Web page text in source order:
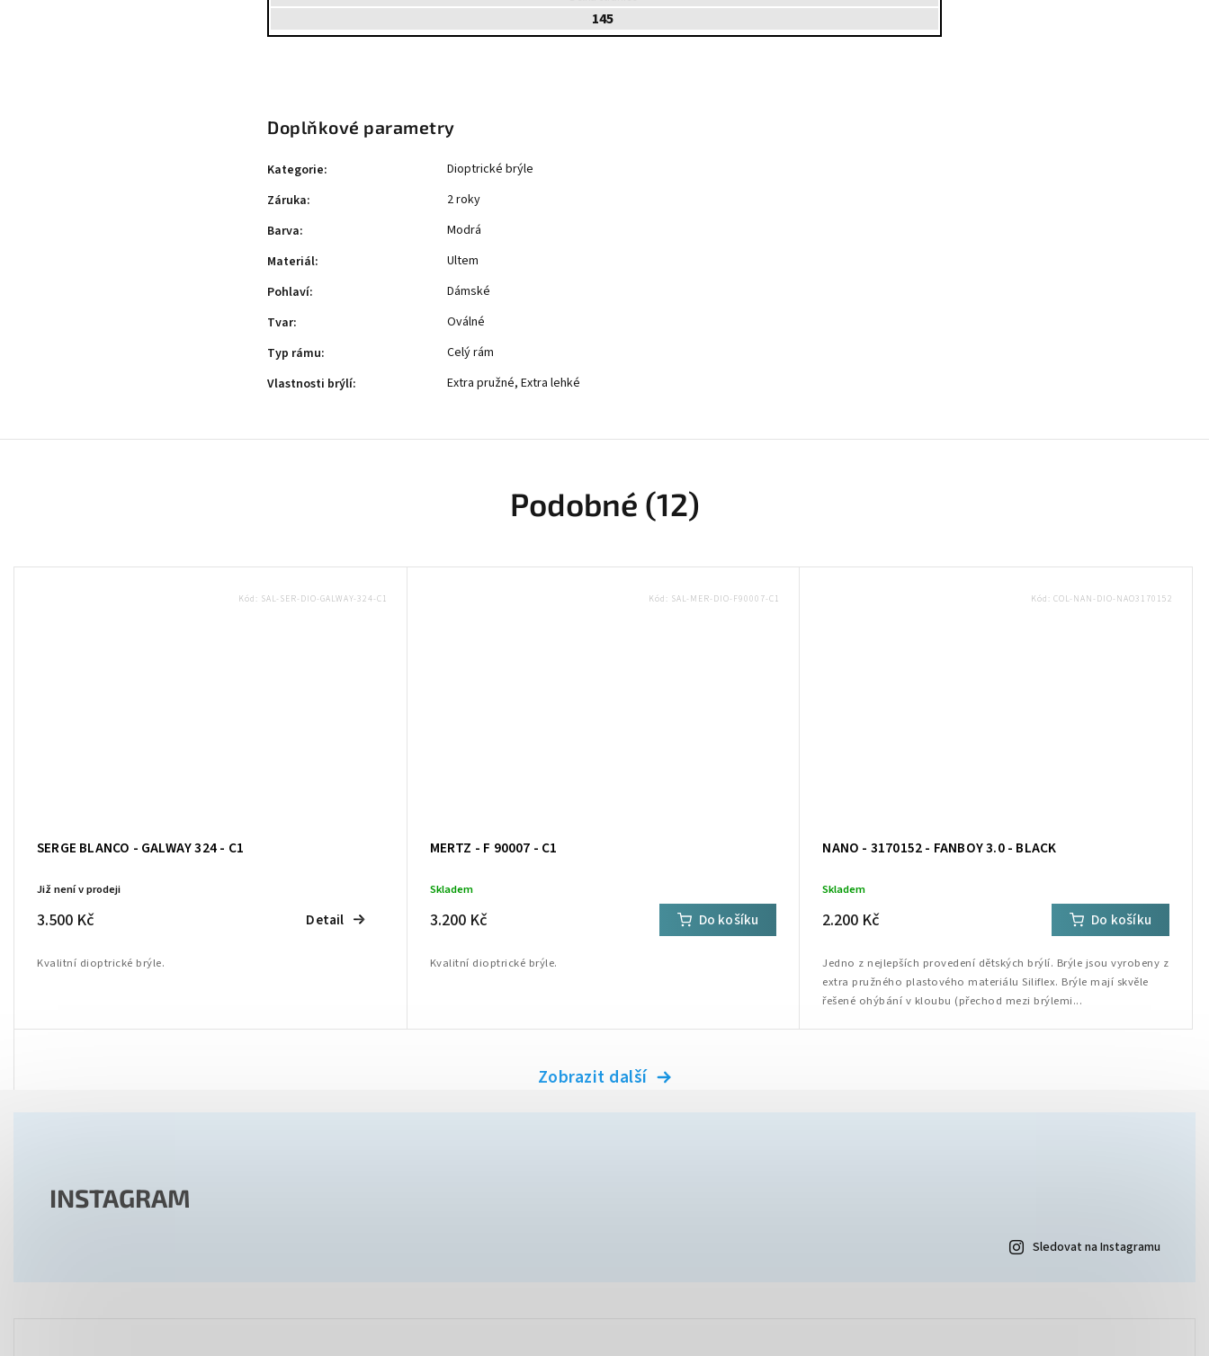
145
Doplňkové parametry
Kategorie:
Dioptrické brýle
Záruka:
2 roky
Barva:
Modrá
Materiál:
Ultem
Pohlaví:
Dámské
Tvar:
Oválné
Typ rámu:
Celý rám
Vlastnosti brýlí: Extra pružné, Extra lehké
Podobné (12)
SERGE BLANCO - GALWAY 324 - C1
Již není v prodeji
3.500 Kč Detail
Kód: SAL-SER-DIO-GALWAY-324-C1
MERTZ - F 90007 - C1
Skladem
3.200 Kč Do košíku
Kód: SAL-MER-DIO-F90007-C1
NANO - 3170152 - FANBOY 3.0 - BLACK
Skladem
2.200 Kč Do košíku
Jedno z nejlepších provedení dětských brýlí. Brýle jsou vyrobeny z
extra pružného plastového materiálu Siliflex. Brýle mají skvěle
řešené ohýbání v kloubu (přechod mezi brýlemi...
Kód: COL-NAN-DIO-NAO3170152
Zobrazit další
INSTAGRAM
Sledovat na Instagramu